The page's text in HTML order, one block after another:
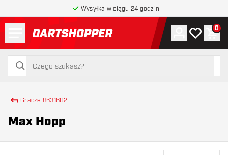
Wysyłka w ciągu 24 godzin
powrót do strony głównej
szukaj
szukaj
Konto
Moja lista
0
Gracze 8631602
Max Hopp